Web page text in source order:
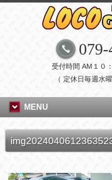
受付時間 AM１０
（ 定休日毎週水
MENU